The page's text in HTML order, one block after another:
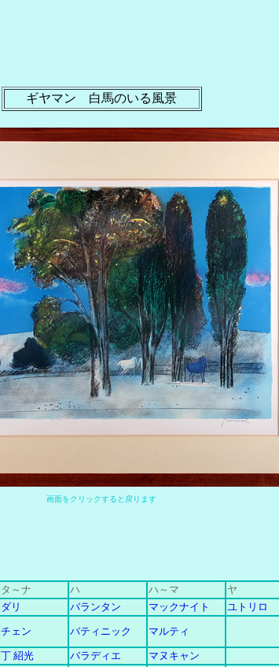
ギヤマン 白馬のいる風景
画面をクリックすると戻ります
タ～ナ ハ ハ～マ ヤ
ダリ バランタン マックナイト ユトリロ
チェン バティニック マルティ
丁 紹光 バラディエ マヌキャン